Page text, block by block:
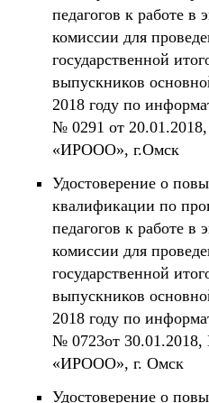
педагогов к работе в
комиссии для
государственной
выпускников
2018 году по
№ 0291 от
«ИРООО», г.Омск
Удостоверение о
квалификации по
педагогов к работе в
комиссии для
государственной
выпускников
2018 году по
№ 0723от
«ИРООО», г. Омск
Удостоверение о